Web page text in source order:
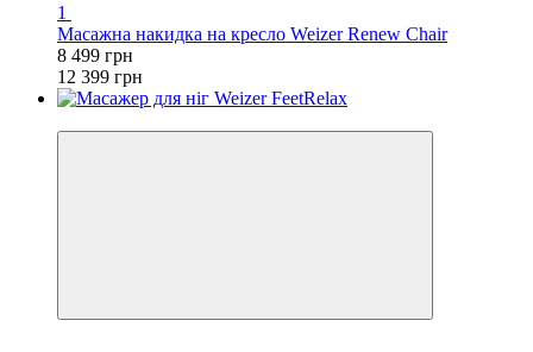
1
Масажна накидка на кресло Weizer Renew Chair
8 499 грн
12 399 грн